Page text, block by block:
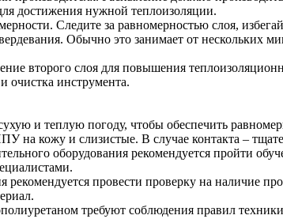
достижения нужной теплоизоляции.
Следите за равномерностью слоя,
Обычно это занимает от нескольких
второго слоя для повышения
очистка инструмента.
и теплую погоду, чтобы обеспечить
на кожу и слизистые. В случае контакта –
оборудования рекомендуется пройти
рекомендуется провести проверку на наличие
требуют соблюдения правил